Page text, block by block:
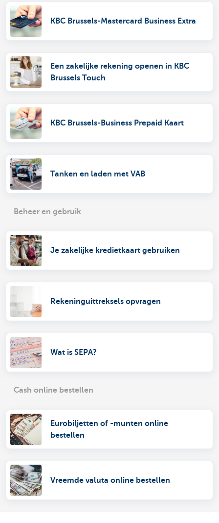
KBC Brussels-Mastercard Business Extra
Een zakelijke rekening openen in KBC
Brussels Touch
KBC Brussels-Business Prepaid Kaart
Tanken en laden met VAB
Beheer en gebruik
Je zakelijke kredietkaart gebruiken
Rekeninguittreksels opvragen
Wat is SEPA?
Cash online bestellen
Eurobiljetten of -munten online
bestellen
Vreemde valuta online bestellen